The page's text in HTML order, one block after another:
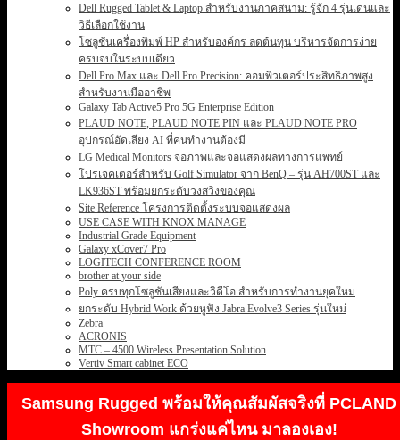
Dell Rugged Tablet & Laptop สำหรับงานภาคสนาม: รู้จัก 4 รุ่นเด่นและ
วิธีเลือกใช้งาน
โซลูชันเครื่องพิมพ์ HP สำหรับองค์กร ลดต้นทุน บริหารจัดการง่าย
ครบจบในระบบเดียว
Dell Pro Max และ Dell Pro Precision: คอมพิวเตอร์ประสิทธิภาพสูง
สำหรับงานมืออาชีพ
Galaxy Tab Active5 Pro 5G Enterprise Edition
PLAUD NOTE, PLAUD NOTE PIN และ PLAUD NOTE PRO
อุปกรณ์อัดเสียง AI ที่คนทำงานต้องมี
LG Medical Monitors จอภาพและจอแสดงผลทางการแพทย์
โปรเจคเตอร์สำหรับ Golf Simulator จาก BenQ – รุ่น AH700ST และ
LK936ST พร้อมยกระดับวงสวิงของคุณ
Site Reference โครงการติดตั้งระบบจอแสดงผล
USE CASE WITH KNOX MANAGE
Industrial Grade Equipment
Galaxy xCover7 Pro
LOGITECH CONFERENCE ROOM
brother at your side
Poly ครบทุกโซลูชันเสียงและวิดีโอ สำหรับการทำงานยุคใหม่
ยกระดับ Hybrid Work ด้วยหูฟัง Jabra Evolve3 Series รุ่นใหม่
Zebra
ACRONIS
MTC – 4500 Wireless Presentation Solution
Vertiv Smart cabinet ECO
Samsung Rugged พร้อมให้คุณสัมผัสจริงที่ PCLAND
Showroom แกร่งแค่ไหน มาลองเอง!